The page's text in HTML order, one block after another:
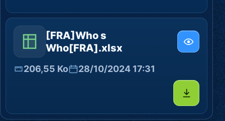
[FRA]Who s
Who[FRA].xlsx
206,55 Ko 28/10/2024 17:31